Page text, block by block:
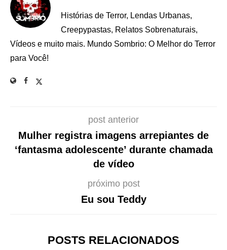
Histórias de Terror, Lendas Urbanas,
Creepypastas, Relatos Sobrenaturais,
Vídeos e muito mais. Mundo Sombrio: O Melhor do Terror
para Você!
post anterior
Mulher registra imagens arrepiantes de
‘fantasma adolescente’ durante chamada
de vídeo
próximo post
Eu sou Teddy
POSTS RELACIONADOS